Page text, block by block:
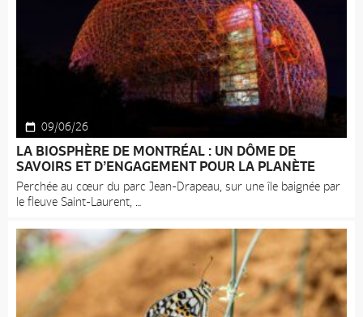
09/06/26
LA BIOSPHÈRE DE MONTRÉAL : UN DÔME DE
SAVOIRS ET D’ENGAGEMENT POUR LA PLANÈTE
Perchée au cœur du parc Jean-Drapeau, sur une île baignée par
le fleuve Saint-Laurent,